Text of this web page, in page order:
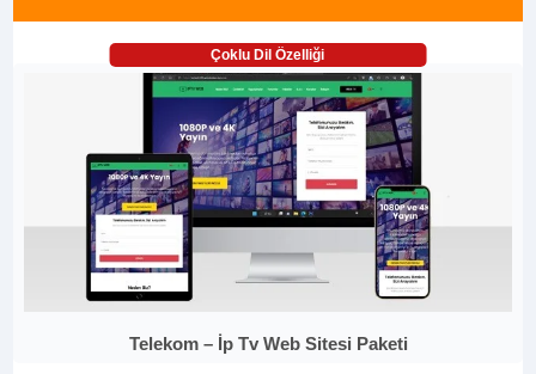
Çoklu Dil Özelliği
Telekom – İp Tv Web Sitesi Paketi